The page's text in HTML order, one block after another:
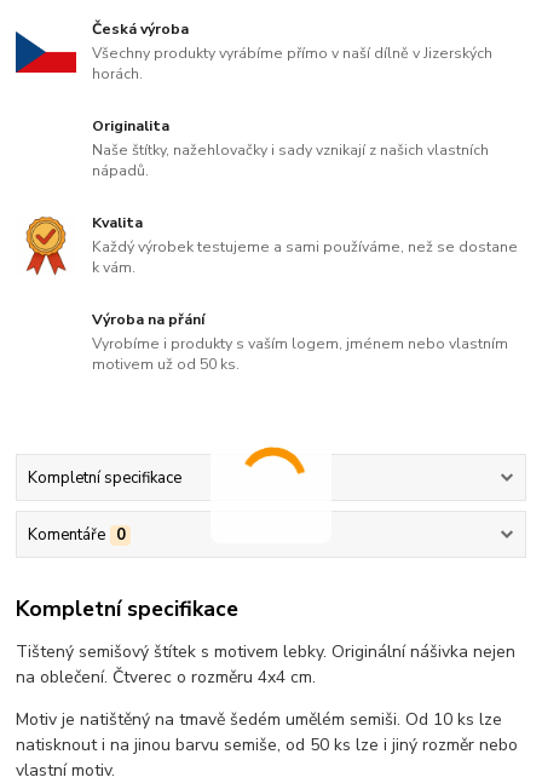
Česká výroba
Všechny produkty vyrábíme přímo v naší dílně v Jizerských
horách.
Originalita
Naše štítky, nažehlovačky i sady vznikají z našich vlastních
nápadů.
Kvalita
Každý výrobek testujeme a sami používáme, než se dostane
k vám.
Výroba na přání
Vyrobíme i produkty s vaším logem, jménem nebo vlastním
motivem už od 50 ks.
Kompletní specifikace
Komentáře 0
Kompletní specifikace
Tištený semišový štítek s motivem lebky. Originální nášivka nejen
na oblečení. Čtverec o rozměru 4x4 cm.
Motiv je natištěný na tmavě šedém umělém semiši. Od 10 ks lze
natisknout i na jinou barvu semiše, od 50 ks lze i jiný rozměr nebo
vlastní motiv.